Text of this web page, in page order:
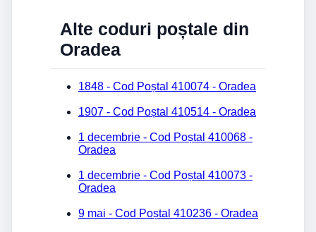
Alte coduri poștale din
Oradea
1848 - Cod Poștal 410074 - Oradea
1907 - Cod Poștal 410514 - Oradea
1 decembrie - Cod Poștal 410068 -
Oradea
1 decembrie - Cod Poștal 410073 -
Oradea
9 mai - Cod Poștal 410236 - Oradea